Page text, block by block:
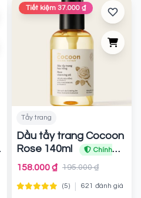
Tiết kiệm 37.000 ₫
Tẩy trang
Dầu tẩy trang Cocoon
Rose 140ml
Chính
hãng
158.000 ₫ 195.000 ₫
(5) 621 đánh giá